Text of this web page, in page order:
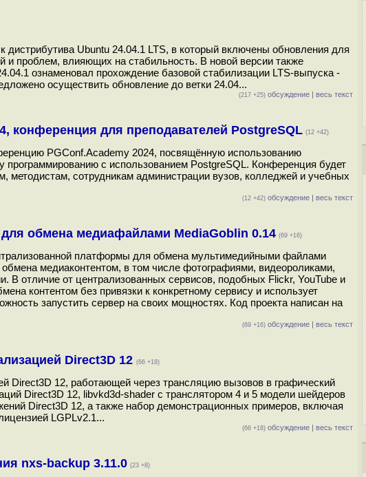
Ubuntu 24.04.1 LTS, в который включены обновления для
и проблем, влияющих на стабильность. В новой версии также
ознаменовал прохождение базовой стабилизации LTS-выпуска -
осуществить обновление до ветки 24.04...
(217 +25) обсуждение | весь текст
конференция для преподавателей PostgreSQL (12 +42)
PGConf.Academy 2024, посвящённую использованию
с использованием PostgreSQL. Конференция будет
методистам, сотрудникам администрации вузов, колледжей и учебных
(12 +42) обсуждение | весь текст
обмена медиафайлами MediaGoblin 0.14 (69 +16)
платформы для обмена мультимедийными файлами
медиаконтентом, в том числе фотографиями, видеороликами,
отличие от централизованных сервисов, подобных Flickr, YouTube и
контентом без привязки к конкретному сервису и использует
запустить сервер на своих мощностях. Код проекта написан на
(69 +16) обсуждение | весь текст
Direct3D 12 (66 +18)
Direct3D 12, работающей через трансляцию вызовов в графический
Direct3D 12, libvkd3d-shader c транслятором 4 и 5 модели шейдеров
Direct3D 12, а также набор демонстрационных примеров, включая
LGPLv2.1...
(66 +18) обсуждение | весь текст
nxs-backup 3.11.0 (23 +8)